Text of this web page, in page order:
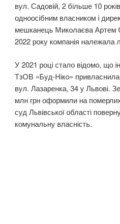
вул. Садовій, 2 більше 10
одноосібним власником і
мешканець Миколаєва Артем
2022 року компанія належала
У 2021 році стало відомо, що
ТзОВ «Буд-Ніко»
вул. Лазаренка, 34 у Львові.
млн грн оформили на
суд Львівської області
комунальну власність.